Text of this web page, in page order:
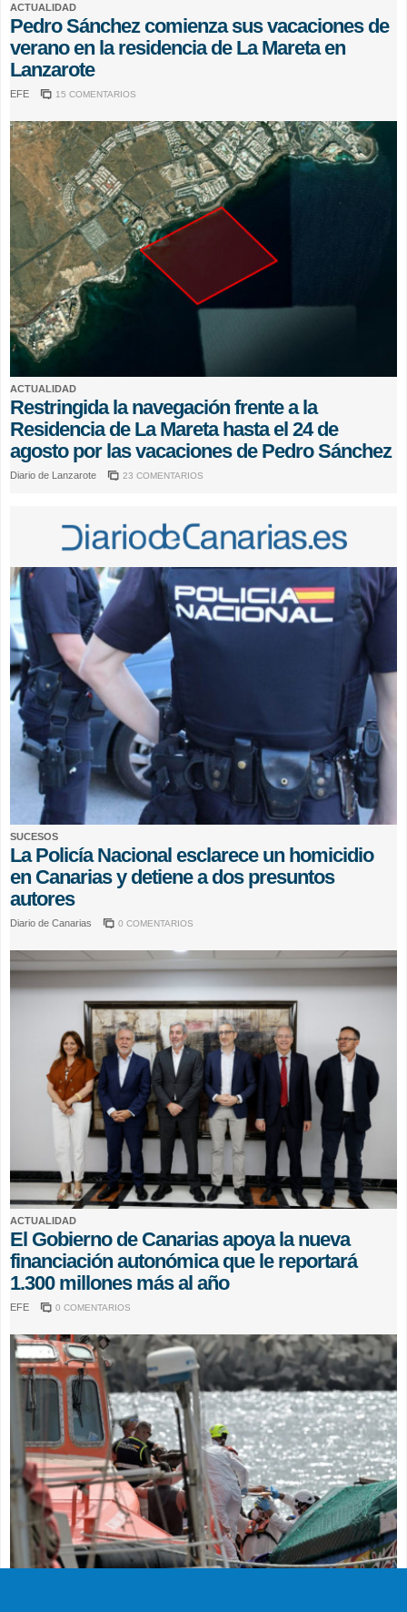
ACTUALIDAD
Pedro Sánchez comienza sus vacaciones de
verano en la residencia de La Mareta en
Lanzarote
EFE 15 COMENTARIOS
ACTUALIDAD
Restringida la navegación frente a la
Residencia de La Mareta hasta el 24 de
agosto por las vacaciones de Pedro Sánchez
Diario de Lanzarote 23 COMENTARIOS
SUCESOS
La Policía Nacional esclarece un homicidio
en Canarias y detiene a dos presuntos
autores
Diario de Canarias 0 COMENTARIOS
ACTUALIDAD
El Gobierno de Canarias apoya la nueva
financiación autonómica que le reportará
1.300 millones más al año
EFE 0 COMENTARIOS